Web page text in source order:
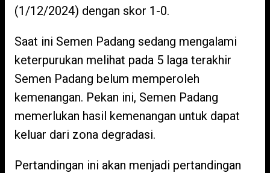
(1/12/2024) dengan skor 1-0.
Saat ini Semen Padang sedang mengalami
keterpurukan melihat pada 5 laga terakhir
Semen Padang belum memperoleh
kemenangan. Pekan ini, Semen Padang
memerlukan hasil kemenangan untuk dapat
keluar dari zona degradasi.
Pertandingan ini akan menjadi pertandingan